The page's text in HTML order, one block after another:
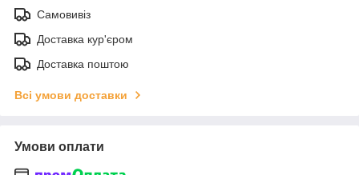
Самовивіз
Доставка кур'єром
Доставка поштою
Всі умови доставки
Умови оплати